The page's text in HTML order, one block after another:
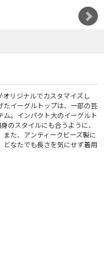
リジナルでカスタマイズし
たイーグルトップは、一部の芸
。インパクト大のイーグルト
のスタイルにも合うように、
た、アンティークビーズ製に
なたでも長さを気にせず着用